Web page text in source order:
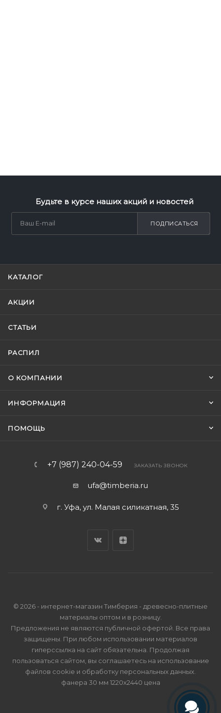
Будьте в курсе наших акций и новостей
ПОДПИСАТЬСЯ
КАТАЛОГ
АКЦИИ
СТАТЬИ
РАСПИЛ
О КОМПАНИИ
ИНФОРМАЦИЯ
ПОМОЩЬ
+7 (987) 240-04-59 ЗАКАЗАТЬ ЗВОНОК
ufa@timberia.ru
г. Уфа, ул. Малая силикатная, 35
© 2026 - интернет-магазин Тимберия - древесно-плитные
материалы оптом и в розницу.
Предложения не являются публичной офертой. Все права
защищены. При любом использовании материалов
гиперссылка на сайт обязательна. Продолжая
пользоваться сайтом, вы соглашаетесь на использование
файлов cookie и обработку персональных данных
фанера 30 мм 1220х2440 цена